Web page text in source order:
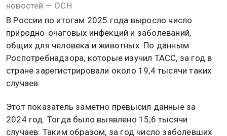
новостей — ОСН
В России по итогам 2025 года выросло число
природно-очаговых инфекций и заболеваний,
общих для человека и животных. По данным
Роспотребнадзора, которые изучил ТАСС, за год в
стране зарегистрировали около 19,4 тысячи таких
случаев.
Этот показатель заметно превысил данные за
2024 год. Тогда было выявлено 15,6 тысячи
случаев. Таким образом, за год число заболевших